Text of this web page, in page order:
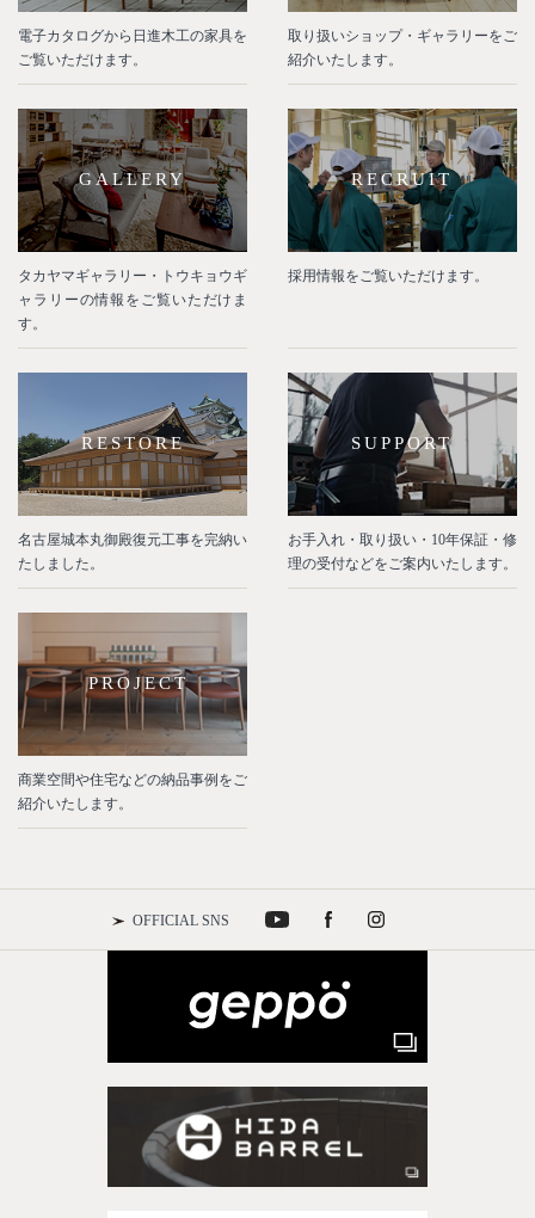
電子カタログから日進木工の家具を
ご覧いただけます。
取り扱いショップ・ギャラリーをご
紹介いたします。
GALLERY
タカヤマギャラリー・トウキョウギ
ャラリーの情報をご覧いただけま
す。
RECRUIT
採用情報をご覧いただけます。
RESTORE
名古屋城本丸御殿復元工事を完納い
たしました。
SUPPORT
お手入れ・取り扱い・10年保証・修
理の受付などをご案内いたします。
PROJECT
商業空間や住宅などの納品事例をご
紹介いたします。
OFFICIAL SNS